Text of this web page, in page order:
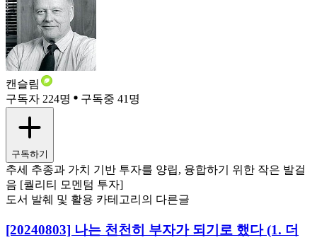
캔슬림
구독자 224명
구독중 41명
구독하기
추세 추종과 가치 기반 투자를 양립, 융합하기 위한 작은 발걸
음 [퀄리티 모멘텀 투자]
도서 발췌 및 활용 카테고리의 다른글
[20240803] 나는 천천히 부자가 되기로 했다 (1. 더